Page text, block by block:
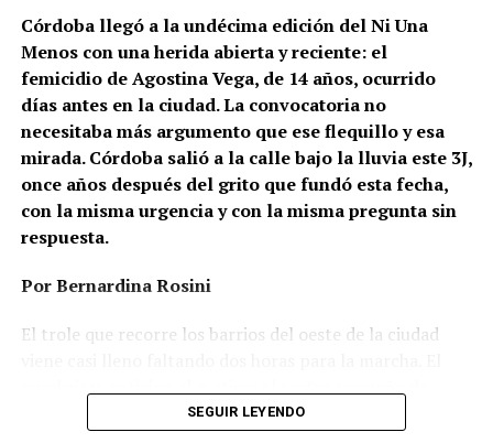
de manera violenta y discriminatoria hacia la comunidad
LGBT en general y, principalmente, hacia la comunidad
trans”, describe Rachid. “Y eso –agrega– genera mayor
violencia y discriminación en la vida cotidiana. Esos
discursos terminan legitimando, avalando y fomentando
la violencia hacia nuestra comunidad”.
Esa realidad se percibe en lo cotidiano. Ayito Cabrera,
director y fundador de la organización Espacio
Tolomocho –que nuclea a personas trans con
discapacidad–, advierte que el aumento no se limita a los
silenciosas y estructurales de violencia, atravesadas por
“Los pedidos de ‘apañe’ de personas trans se
multiplicaron considerablemente”, resume. Ese
Córdoba llegó a la undécima edición del Ni Una
Menos con una herida abierta y reciente: el
femicidio de Agostina Vega, de 14 años, ocurrido
días antes en la ciudad. La convocatoria no
necesitaba más argumento que ese flequillo y esa
mirada. Córdoba salió a la calle bajo la lluvia este 3J,
once años después del grito que fundó esta fecha,
con la misma urgencia y con la misma pregunta sin
respuesta.
Por Bernardina Rosini
El trole que recorre los barrios del oeste de la ciudad
Agostina Vega, 14 años. Era fácil intuir que será una
SEGUIR LEYENDO